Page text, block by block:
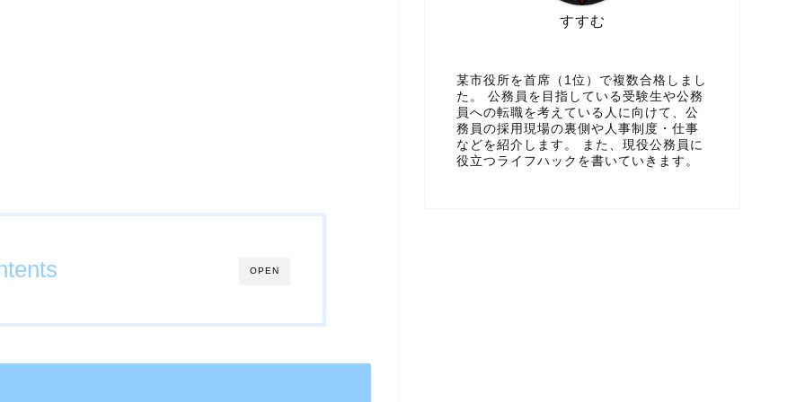
OPEN
すすむ
某市役所を首席（1位）で複数合格しまし
た。 公務員を目指している受験生や公務
員への転職を考えている人に向けて、公
務員の採用現場の裏側や人事制度・仕事
などを紹介します。 また、現役公務員に
役立つライフハックを書いていきます。